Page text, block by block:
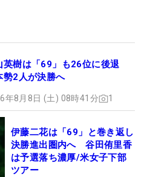
英樹は「69」も26位に後退
勢2人が決勝へ
年8月8日 (土) 08時41分 1
伊藤二花は「69」と巻き返し
決勝進出圏内へ 谷田侑里香
は予選落ち濃厚/米女子下部
ツアー